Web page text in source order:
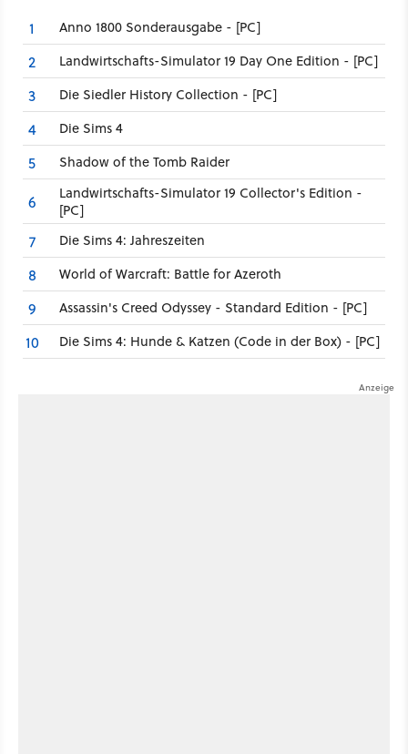
1 Anno 1800 Sonderausgabe - [PC]
2 Landwirtschafts-Simulator 19 Day One Edition - [PC]
3 Die Siedler History Collection - [PC]
4 Die Sims 4
5 Shadow of the Tomb Raider
6
Landwirtschafts-Simulator 19 Collector's Edition -
[PC]
7 Die Sims 4: Jahreszeiten
8 World of Warcraft: Battle for Azeroth
9 Assassin's Creed Odyssey - Standard Edition - [PC]
10 Die Sims 4: Hunde & Katzen (Code in der Box) - [PC]